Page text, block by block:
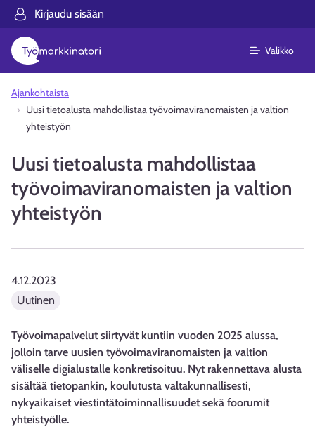
Kirjaudu sisään
Valikko
Ajankohtaista
Uusi tietoalusta mahdollistaa työvoimaviranomaisten ja valtion
yhteistyön
Uusi tietoalusta mahdollistaa
työvoimaviranomaisten ja valtion
yhteistyön
4.12.2023
Uutinen
Työvoimapalvelut siirtyvät kuntiin vuoden 2025 alussa,
jolloin tarve uusien työvoimaviranomaisten ja valtion
väliselle digialustalle konkretisoituu. Nyt rakennettava alusta
sisältää tietopankin, koulutusta valtakunnallisesti,
nykyaikaiset viestintätoiminnallisuudet sekä foorumit
yhteistyölle.